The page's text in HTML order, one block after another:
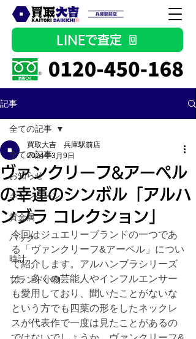
LINEで査定
記事
全ての記事
お知らせ
キャンペーン
貴金属
バッグ
時計
ブランド小物
全ての記事
ヴァンクリーフ&アーペル
の幸運のシンボル「アルハ
ンブラ コレクション」
買取大吉 兵庫駅前店
2024年3月9日
今回はジュエリーブランドの一つであ
る「ヴァンクリーフ&アーペル」につい
て紹介します。アルハンブラシリーズ
は、多くの芸能人やインフルエンサー
も愛用しており、聞いたことがないな
という方でも四葉の形をしたネックレ
スが代表作で一度は見たことがあるの